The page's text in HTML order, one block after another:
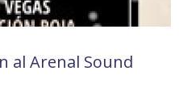
al Arenal Sound